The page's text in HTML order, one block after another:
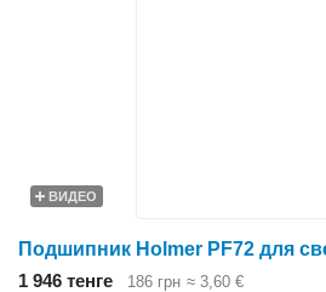
ВИДЕО
1 946 тенге 186 грн ≈ 3,60 €